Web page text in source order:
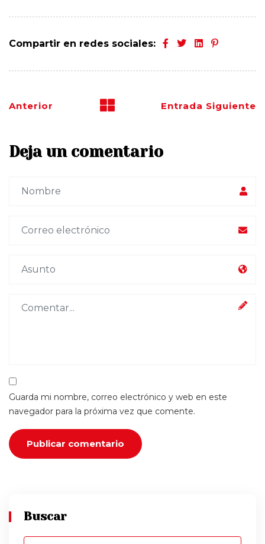
Compartir en redes sociales:
Anterior Entrada Siguiente
Deja un comentario
Guarda mi nombre, correo electrónico y web en este
navegador para la próxima vez que comente.
Buscar